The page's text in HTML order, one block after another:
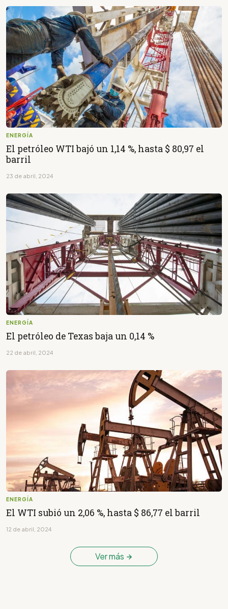
ENERGÍA
El petróleo WTI bajó un 1,14 %, hasta $ 80,97 el
barril
23 de abril, 2024
ENERGÍA
El petróleo de Texas baja un 0,14 %
22 de abril, 2024
ENERGÍA
El WTI subió un 2,06 %, hasta $ 86,77 el barril
12 de abril, 2024
Ver más